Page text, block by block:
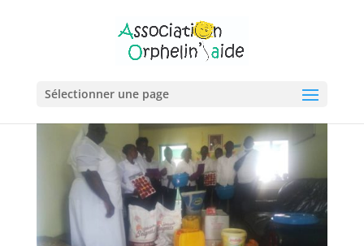
Sélectionner une page